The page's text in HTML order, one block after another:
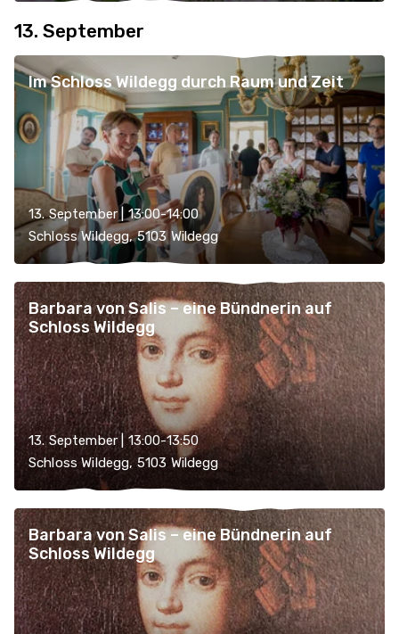
13. September
Im Schloss Wildegg durch Raum und Zeit
13. September | 13:00-14:00
Schloss Wildegg, 5103 Wildegg
Barbara von Salis – eine Bündnerin auf
Schloss Wildegg
13. September | 13:00-13:50
Schloss Wildegg, 5103 Wildegg
Barbara von Salis – eine Bündnerin auf
Schloss Wildegg